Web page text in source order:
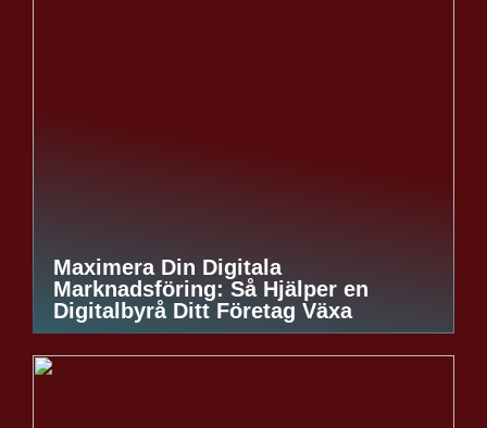
Maximera Din Digitala
Marknadsföring: Så Hjälper en
Digitalbyrå Ditt Företag Växa